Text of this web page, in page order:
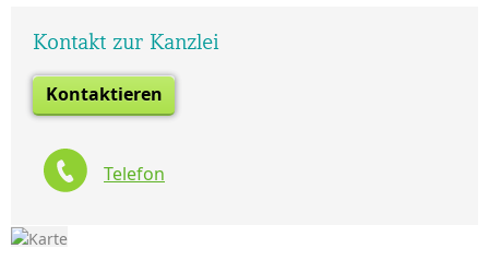
Kontakt zur Kanzlei
Kontaktieren
Telefon